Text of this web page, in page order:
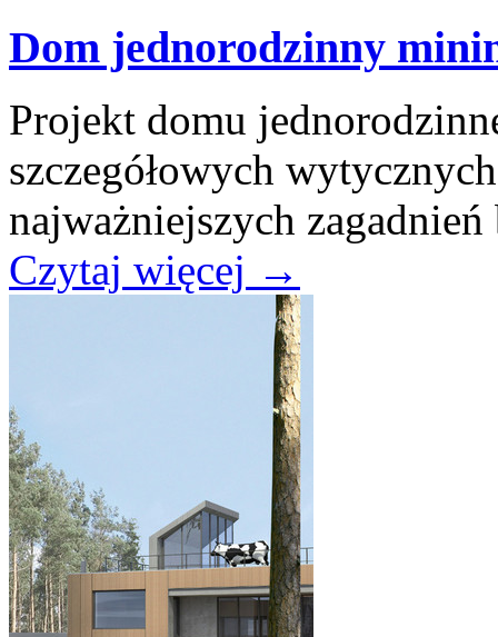
Dom jednorodzinny
Projekt domu
szczegółowych
najważniejszych
Czytaj więcej →